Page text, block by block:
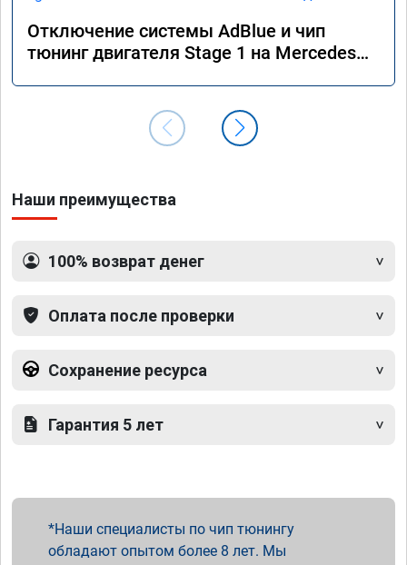
Отключение системы AdBlue и чип
тюнинг двигателя Stage 1 на Mercedes
Наши преимущества
100% возврат денег
Оплата после проверки
Сохранение ресурса
Гарантия 5 лет
Наши специалисты по чип тюнингу
обладают опытом более 8 лет. Мы